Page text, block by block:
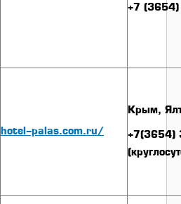
+7
hotel-palas.com.ru/
Крым,